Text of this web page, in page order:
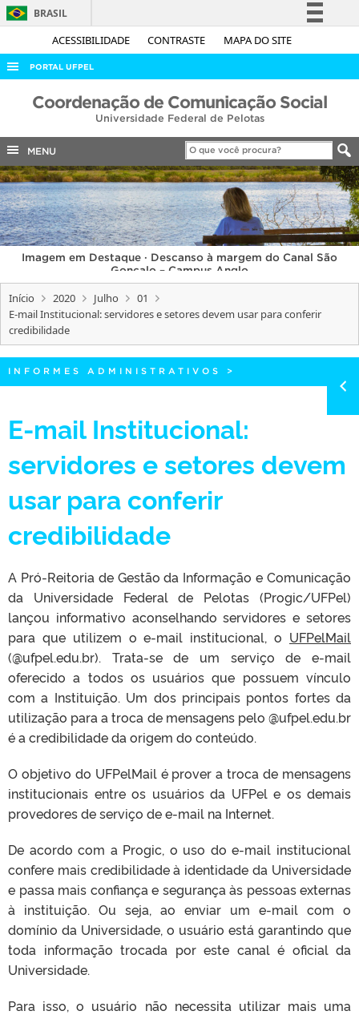
ACESSIBILIDADE CONTRASTE MAPA DO SITE
BRASIL
Simplifique!
Acesso à informação
Legislação
Canais
PORTAL UFPEL
ACESSO À INFORMAÇÃO
COBALTO
CONCURSOS
EDITAIS
INTERNACIONAL
OUVIDORIA
PORTARIAS
TELEFONES
Coordenação de Comunicação Social
Universidade Federal de Pelotas
MENU
Imagem em Destaque · Descanso à margem do Canal São
Gonçalo – Campus Anglo
Início 2020 Julho
01
E-mail Institucional: servidores e setores devem usar para conferir
credibilidade
INFORMES ADMINISTRATIVOS >
E-mail Institucional:
servidores e setores devem
usar para conferir
credibilidade
A Pró-Reitoria de Gestão da Informação e Comunicação
da Universidade Federal de Pelotas (Progic/UFPel)
lançou informativo aconselhando servidores e setores
para que utilizem o e-mail institucional, o UFPelMail
(@ufpel.edu.br). Trata-se de um serviço de e-mail
oferecido a todos os usuários que possuem vínculo
com a Instituição. Um dos principais pontos fortes da
utilização para a troca de mensagens pelo @ufpel.edu.br
é a credibilidade da origem do conteúdo.
O objetivo do UFPelMail é prover a troca de mensagens
institucionais entre os usuários da UFPel e os demais
provedores de serviço de e-mail na Internet.
De acordo com a Progic, o uso do e-mail institucional
confere mais credibilidade à identidade da Universidade
e passa mais confiança e segurança às pessoas externas
à instituição. Ou seja, ao enviar um e-mail com o
domínio da Universidade, o usuário está garantindo que
toda informação trocada por este canal é oficial da
Universidade.
Para isso, o usuário não necessita utilizar mais uma